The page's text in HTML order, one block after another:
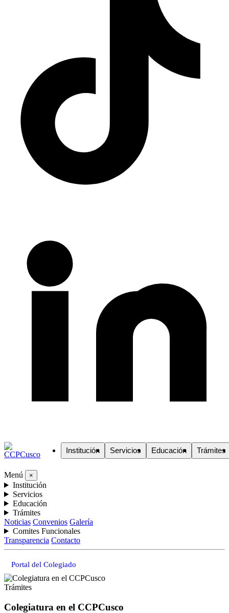
Institución Servicios Educación Trámites
Menú ×
Institución
Servicios
Educación
Trámites
Noticias Convenios Galería
Comites Funcionales
Transparencia Contacto
Portal del Colegiado
Trámites
Colegiatura en el CCPCusco